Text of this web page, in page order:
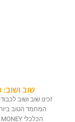
שוב ושוב:
המחמד הטוב